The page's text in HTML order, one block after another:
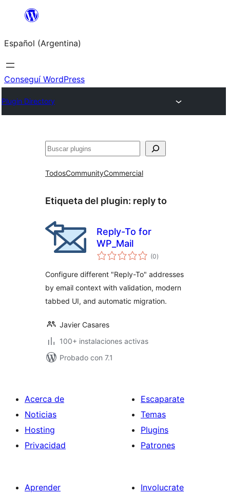
Saltar
contenido
Español (Argentina)
Conseguí WordPress
Plugin Directory
Buscar
TodosCommunityCommercial
Etiqueta del plugin: reply to
Reply-To for
WP_Mail
(0total
de
)
Configure different "Reply-To" addresses
by email context with validation, modern
tabbed UI, and automatic migration.
Javier Casares
100+ instalaciones activas
Probado con 7.1
Acerca de
Noticias
Hosting
Privacidad
Escaparate
Temas
Plugins
Patrones
Aprender
Involucrate